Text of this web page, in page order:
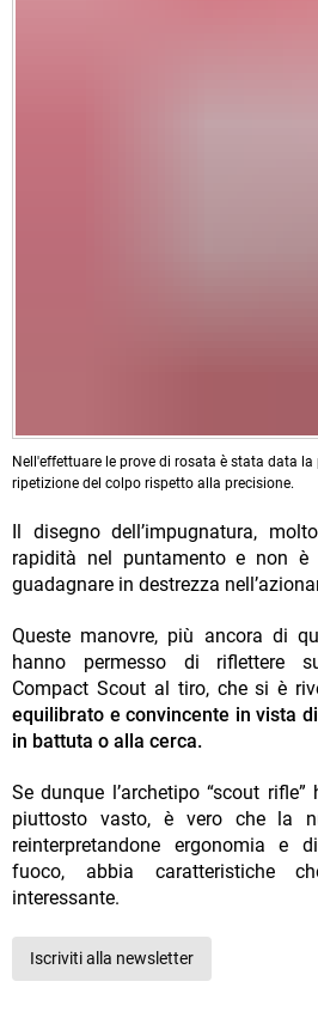
Nell'effettuare le prove di rosata è stata data
ripetizione del colpo rispetto alla precisione.
Il disegno dell’impugnatura,
rapidità nel puntamento e non
guadagnare in destrezza
Queste manovre, più ancora di
hanno permesso di riflettere
Compact Scout al tiro, che si è
equilibrato e convincente in vista
in battuta o alla cerca.
Se dunque l’archetipo “scout
piuttosto vasto, è vero che la
reinterpretandone ergonomia e
fuoco, abbia caratteristiche
interessante.
Iscriviti alla newsletter